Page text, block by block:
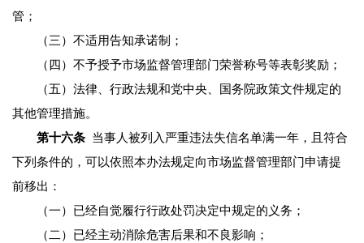
管；
（三）不适用告知承诺制；
（四）不予授予市场监督管理部门荣誉称号等表彰奖励；
（五）法律、行政法规和党中央、国务院政策文件规定的
其他管理措施。
第十六条 当事人被列入严重违法失信名单满一年，且符合
下列条件的，可以依照本办法规定向市场监督管理部门申请提
前移出：
（一）已经自觉履行行政处罚决定中规定的义务；
（二）已经主动消除危害后果和不良影响；